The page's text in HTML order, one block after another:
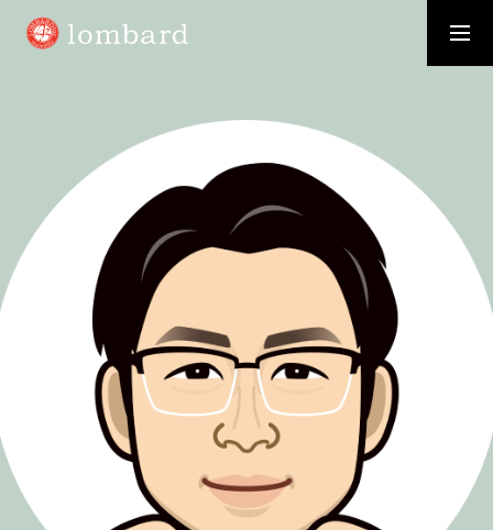
WHO WE ARE
お客様から「選ばれる」会社に
SERVICE
価値を創造し、価値を高め、価値を提供する
RECRUIT
事業拡大に伴い新たなメンバーを募集いたします
MEMBER
ロンバードのさまざまな「わたし」を紹介